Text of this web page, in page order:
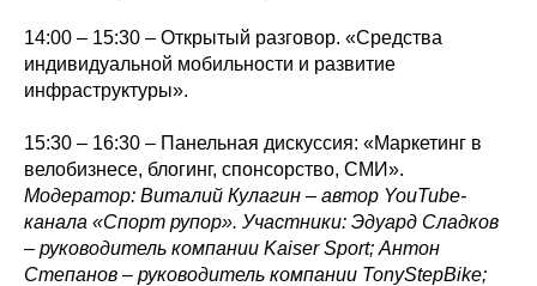
14:00 – 15:30 – Открытый разговор. «Средства
индивидуальной мобильности и развитие
инфраструктуры».
15:30 – 16:30 – Панельная дискуссия: «Маркетинг в
велобизнесе, блогинг, спонсорство, СМИ».
Модератор: Виталий Кулагин – автор YouTube-
канала «Спорт рупор». Участники: Эдуард Сладков
– руководитель компании Kaiser Sport; Антон
Степанов – руководитель компании TonyStepBike;